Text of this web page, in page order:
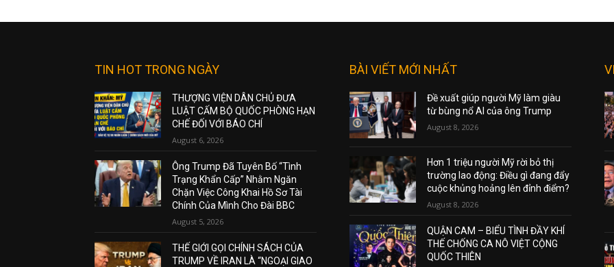
TIN HOT TRONG NGÀY
THƯỢNG VIỆN DÂN CHỦ ĐƯA
LUẬT CẤM BỘ QUỐC PHÒNG HẠN
CHẾ ĐỐI VỚI BÁO CHÍ
August 6, 2026
Ông Trump Đã Tuyên Bố “Tình
Trạng Khẩn Cấp” Nhằm Ngăn
Chặn Việc Công Khai Hồ Sơ Tài
Chính Của Mình Cho Đài BBC
August 5, 2026
THẾ GIỚI GỌI CHÍNH SÁCH CỦA
TRUMP VỀ IRAN LÀ “NGOẠI GIAO
BÀI VIẾT MỚI NHẤT
Đề xuất giúp người Mỹ làm giàu
từ bùng nổ AI của ông Trump
August 8, 2026
Hơn 1 triệu người Mỹ rời bỏ thị
trường lao động: Điều gì đang đẩy
cuộc khủng hoảng lên đỉnh điểm?
August 8, 2026
QUẬN CAM – BIỂU TÌNH ĐẦY KHÍ
THẾ CHỐNG CA NÔ VIỆT CỘNG
QUỐC THIÊN